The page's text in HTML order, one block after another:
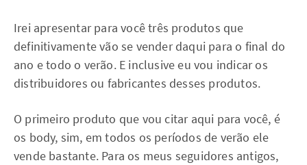
Irei apresentar para você três produtos que
definitivamente vão se vender daqui para o final do
ano e todo o verão. E inclusive eu vou indicar os
distribuidores ou fabricantes desses produtos.
O primeiro produto que vou citar aqui para você, é
os body, sim, em todos os períodos de verão ele
vende bastante. Para os meus seguidores antigos,